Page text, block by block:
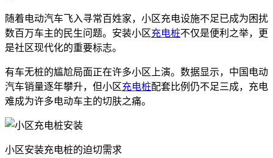
随着电动汽车飞入寻常百姓家，小区充电设施不足已成为困扰
数百万车主的民生问题。安装小区充电桩不仅是便利之举，更
是社区现代化的重要标志。
有车无桩的尴尬局面正在许多小区上演。数据显示，中国电动
汽车销量逐年攀升，但小区充电桩配套比例仍不足三成，充电
难成为许多电动车主的切肤之痛。
小区安装充电桩的迫切需求